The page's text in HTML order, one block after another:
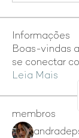
Informações
Boas-vindas
se conectar
Leia Mais
membros